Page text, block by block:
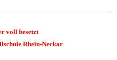
voll besetzt
Rhein-Neckar